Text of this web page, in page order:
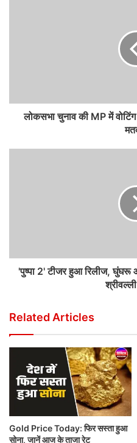
लोकसभा चुनाव की MP में
'पुष्पा 2' टीजर हुआ रिलीज, घुंघरू
Related Articles
Gold Price Today: फिर सस्ता हुआ
सोना, जानें आज के ताजा रेट